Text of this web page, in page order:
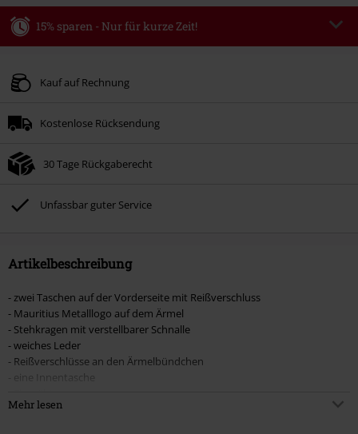
15% sparen - Nur für kurze Zeit!
Gültig bis zum 09.08.2026
Nach Codeeingabe wird dir der Rabatt automatisch am Ende der Bestellung
Nicht mit anderen Aktionscodes kombinierbar. Von der Reduzierung
Böhse Onkelz, Broilers, Die Ärzte, Die Toten Hosen, Metality, Gutscheine &
Artikel, die einen Spendenbeitrag beinhalten.
Kauf auf Rechnung
Kostenlose Rücksendung
30 Tage Rückgaberecht
Unfassbar guter Service
Artikelbeschreibung
- zwei Taschen auf der Vorderseite mit Reißverschluss
- Mauritius Metalllogo auf dem Ärmel
- Stehkragen mit verstellbarer Schnalle
- weiches Leder
- Reißverschlüsse an den Ärmelbündchen
- eine Innentasche
Mehr lesen